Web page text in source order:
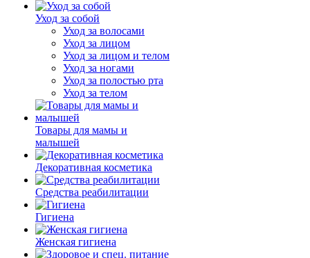
Уход за собой
Уход за волосами
Уход за лицом
Уход за лицом и телом
Уход за ногами
Уход за полостью рта
Уход за телом
Товары для мамы и
малышей
Декоративная косметика
Средства реабилитации
Гигиена
Женская гигиена